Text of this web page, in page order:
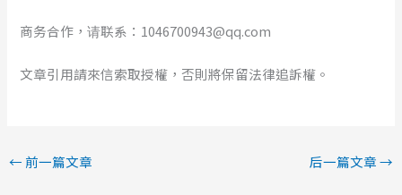
商务合作，请联系：1046700943@qq.com
文章引用請來信索取授權，否則將保留法律追訴權。
← 前一篇文章 后一篇文章→